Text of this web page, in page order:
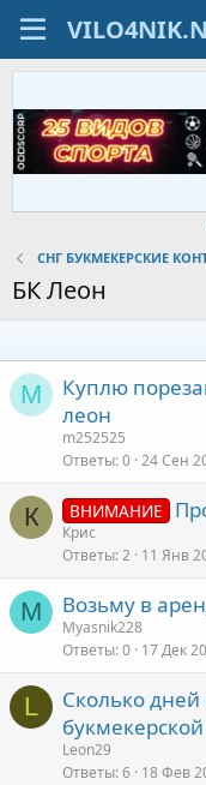
СНГ БУКМЕКЕРСКИЕ
БК Леон
M
Куплю
леон
m252525
Ответы 0 24 Сен
К ВНИМАНИЕ
Крис
Ответы 2 11 Янв
M Возьму в
Myasnik228
Ответы 0 17 Дек
L
Сколько
Leon29
Ответы 6 18 Фев